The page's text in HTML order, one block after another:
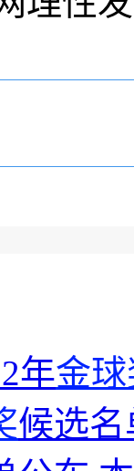
年金
候选